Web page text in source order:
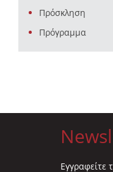
Πρόσκληση
Πρόγραμμα
Eγγραφείτε